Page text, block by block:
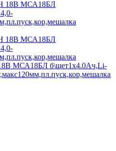
МСА18БЛ б\щет1х4.0Ач,Li-